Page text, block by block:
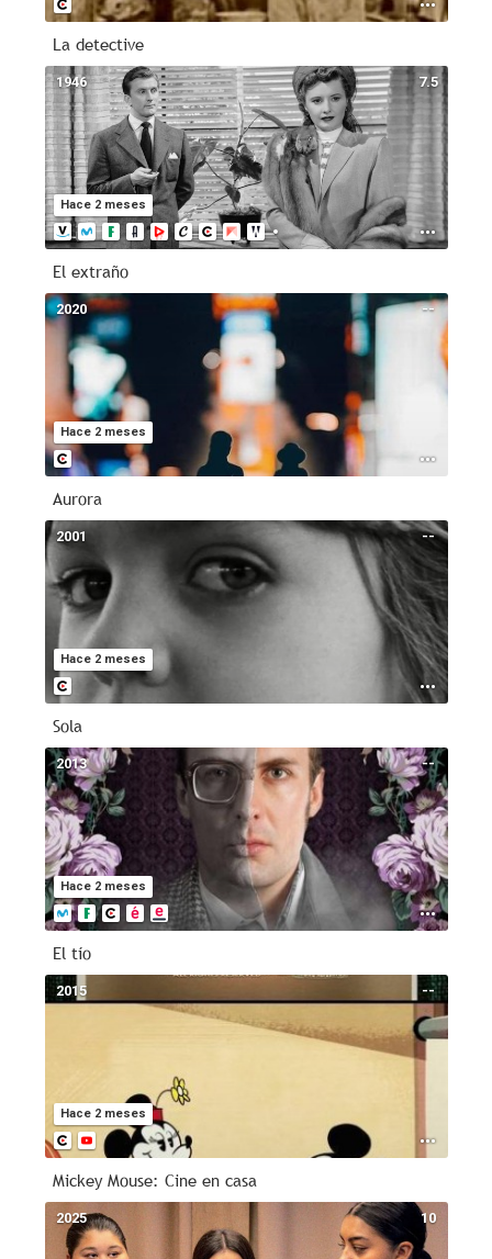
La detective
7.5
Hace 2 meses
1946
El extraño
--
Hace 2 meses
2020
Aurora
--
Hace 2 meses
2001
Sola
--
Hace 2 meses
2013
El tío
--
Hace 2 meses
2015
Mickey Mouse: Cine en casa
10
2025